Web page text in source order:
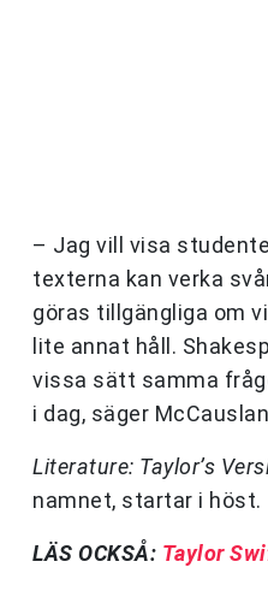
– Jag vill visa
texterna kan verka
göras tillgängliga om
lite annat håll.
vissa sätt samma
i dag, säger
Literature: Taylor’s
namnet, startar i höst.
LÄS OCKSÅ: Taylor